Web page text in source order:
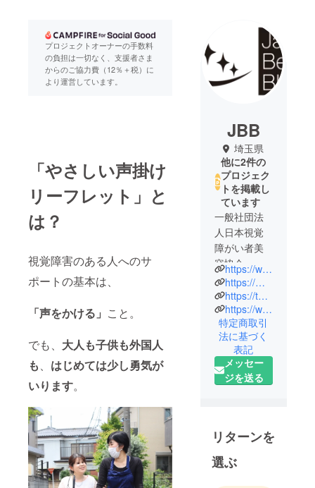
プロジェクトオーナーの手数料
の負担は一切なく、支援者さま
からのご協力費（12％＋税）に
より運営しています。
「やさしい声掛け
リーフレット」と
は？
視覚障害のある人へのサ
ポートの基本は、
「声をかける」 こと。
でも、 大人も子供も外国人
も、 はじめては少し勇気が
いります。
JBB
埼玉県
他に2件の
プロジェク
トを掲載し
ています
一般社団法
人日本視覚
障がい者美
容協会
（JBB）の代
表をしてお
ります佐藤
です。
私たちは、
ヘレン・ケ
ラーも尊敬
全盲の国学
一誕生の地
https://www.japan-beauty-blind.com/
https://m.facebook.com/japanbeautyblind/
https://twitter.com/@beautyblind1107
https://www.instagram.com/japanbeautyblind
特定商取引
法に基づく
表記
メッセー
ジを送る
リターンを
選ぶ